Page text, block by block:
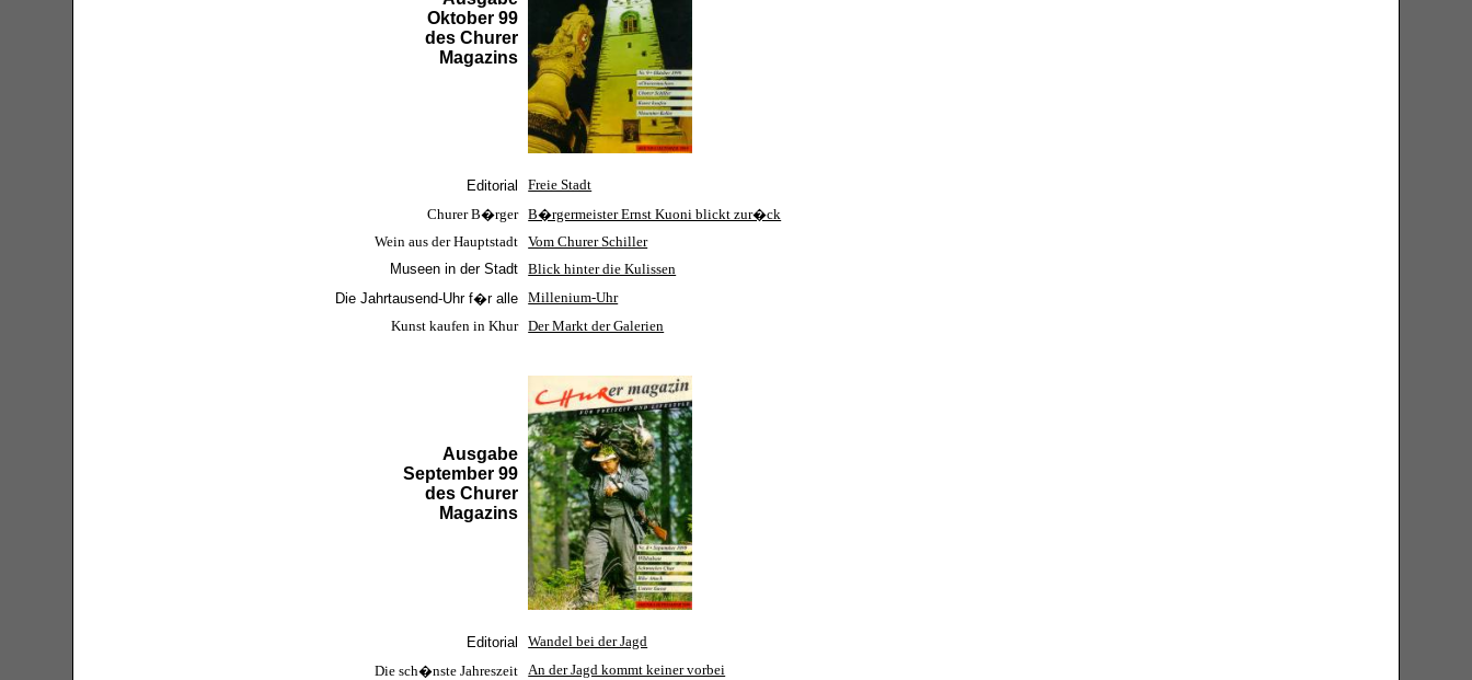
Oktober 99
des Churer
Magazins
Editorial Freie Stadt
Churer B�rger B�rgermeister Ernst Kuoni blickt zur�ck
Wein aus der Hauptstadt
Vom Churer Schiller
Museen in der Stadt
Blick hinter die Kulissen
Die Jahrtausend-Uhr f�r alle
Millenium-Uhr
Kunst kaufen in Khur Der Markt der Galerien
Ausgabe
September 99
des Churer
Magazins
Editorial Wandel bei der Jagd
Die sch�nste Jahreszeit
An der Jagd kommt keiner vorbei